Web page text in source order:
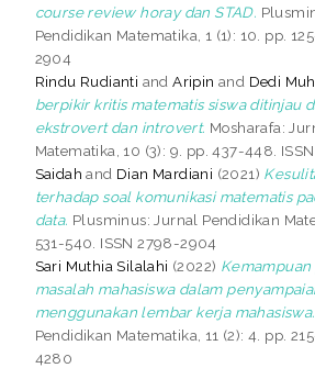
course review horay dan STAD.
Pendidikan Matematika, 1 (1): 10. pp.
2904
Rindu Rudianti andAripin and Dedi
berpikir kritis matematis siswa ditinjau
ekstrovert dan introvert. Mosharafa:
Matematika, 10 (3): 9. pp. 437-448.
Saidah and Dian Mardiani (2021)
terhadap soal komunikasi matematis
data. Plusminus: Jurnal Pendidikan
531-540. ISSN 2798-2904
Sari Muthia Silalahi (2022)
masalah mahasiswa dalam
menggunakan lembar kerja mahasiswa.
Pendidikan Matematika, 11 (2): 4. pp.
4280